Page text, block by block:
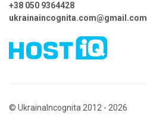
+38 050 9364428
ukrainaincognita.com@gmail.com
© UkrainaIncognita 2012 - 2026